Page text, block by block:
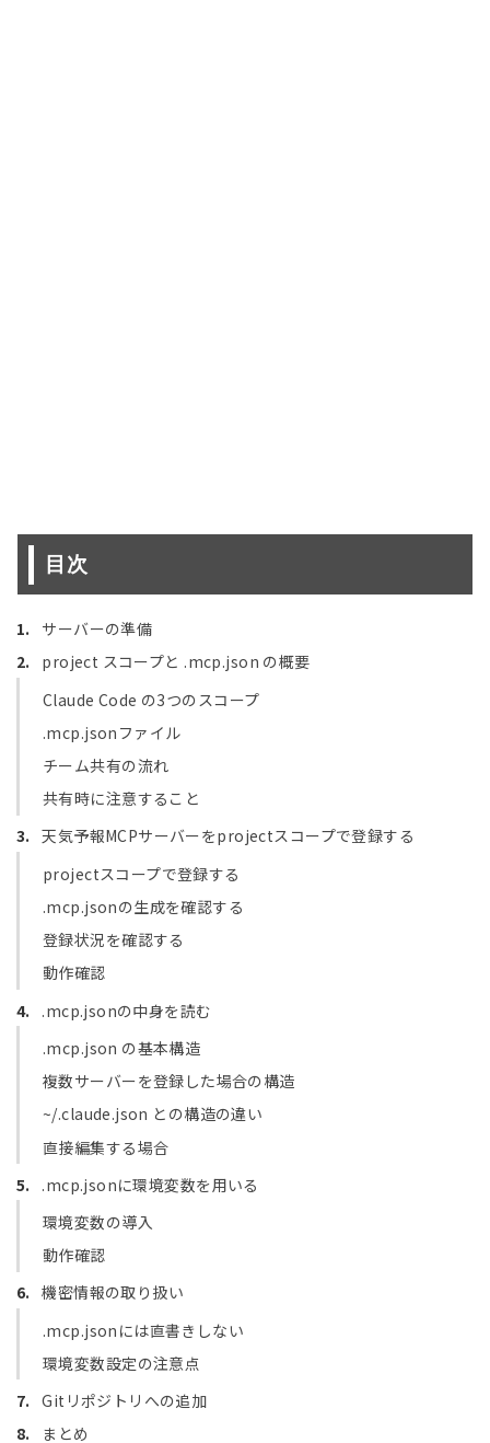
目次
サーバーの準備
project スコープと .mcp.json の概要
Claude Code の3つのスコープ
.mcp.jsonファイル
チーム共有の流れ
共有時に注意すること
天気予報MCPサーバーをprojectスコープで登録する
projectスコープで登録する
.mcp.jsonの生成を確認する
登録状況を確認する
動作確認
.mcp.jsonの中身を読む
.mcp.json の基本構造
複数サーバーを登録した場合の構造
~/.claude.json との構造の違い
直接編集する場合
.mcp.jsonに環境変数を用いる
環境変数の導入
動作確認
機密情報の取り扱い
.mcp.jsonには直書きしない
環境変数設定の注意点
Gitリポジトリへの追加
まとめ